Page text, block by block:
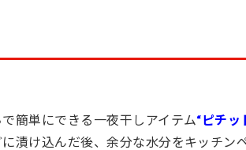
簡単にできる一夜干しアイテム“ピチッ
漬け込んだ後、余分な水分をキッチン